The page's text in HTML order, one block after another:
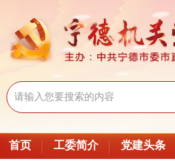
首页 工委简介 党建头条